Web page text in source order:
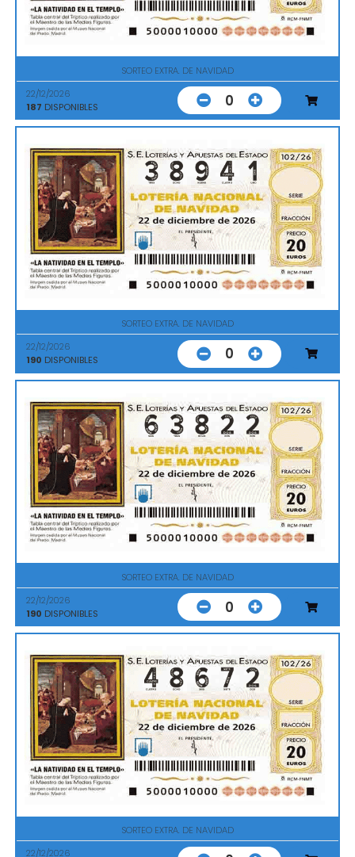
SORTEO EXTRA. DE NAVIDAD
22/12/2026
187 DISPONIBLES 0
SORTEO EXTRA. DE NAVIDAD
22/12/2026
190 DISPONIBLES 0
SORTEO EXTRA. DE NAVIDAD
22/12/2026
190 DISPONIBLES 0
SORTEO EXTRA. DE NAVIDAD
22/12/2026